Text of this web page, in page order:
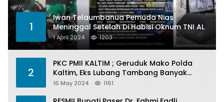
1
Iwan Telaumbanua Pemuda Nias
Meninggal Setelah Di Habisi Oknum TNI AL
1 April 2024 1203
2
PKC PMII KALTIM ; Geruduk Mako Polda
Kaltim, Eks Lubang Tambang Banyak
Menelan Korban
16 May 2024 1161